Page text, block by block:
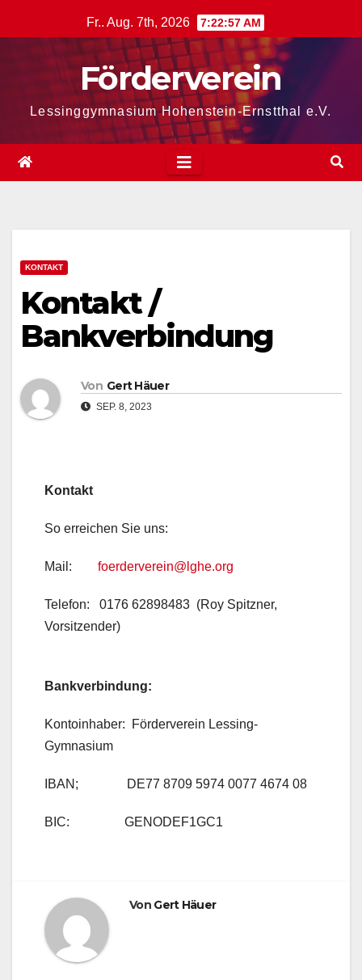
Inhalt
Fr.. Aug. 7th, 2026 7:22:57 AM
Förderverein
Lessinggymnasium Hohenstein-Ernstthal e.V.
KONTAKT
Kontakt /
Bankverbindung
Von Gert Häuer
SEP. 8, 2023
Kontakt
So erreichen Sie uns:
Mail: foerderverein@lghe.org
Telefon: 0176 62898483 (Roy Spitzner,
Vorsitzender)
Bankverbindung:
Kontoinhaber: Förderverein Lessing-
Gymnasium
IBAN; DE77 8709 5974 0077 4674 08
BIC: GENODEF1GC1
Von Gert Häuer